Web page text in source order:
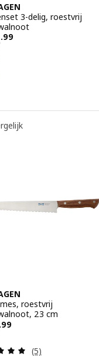
Totaal
3-delig, roestvrij
.99€ 34.99
Totaal
roestvrij
23 cm
.99€ 19.99
Beoordeling: 5
(5)